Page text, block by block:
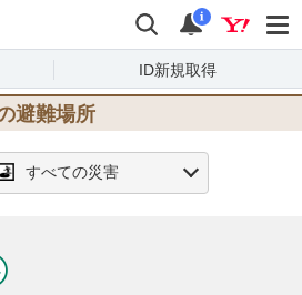
検索 通知
i
ID新規取得
避難場所
すべての災害